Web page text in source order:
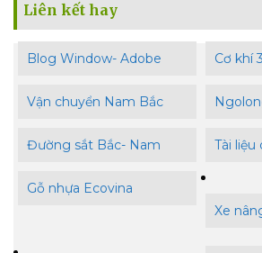
Liên kết hay
Blog Window- Adobe Cơ khí
Vận chuyển Nam Bắc
Đường sắt Bắc- Nam Tài
Gỗ nhựa Ecovina
Xe